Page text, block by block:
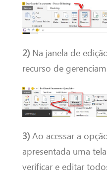
2) Na janela de
recurso de
3)Ao acessar a
apresentada uma
verificar e editar